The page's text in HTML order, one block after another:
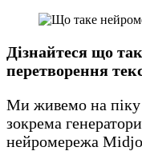
Дізнайтеся що
перетворення
Ми живемо на піку
зокрема
нейромережа